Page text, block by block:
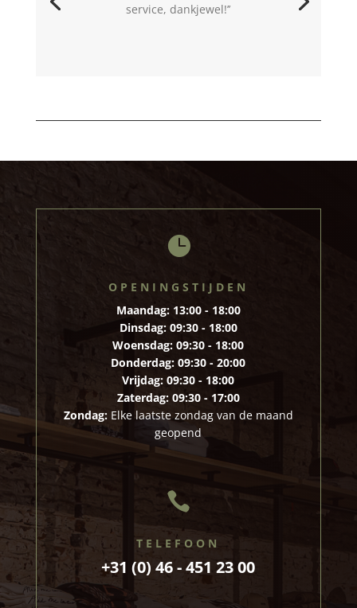
Service als van ouds❤️’’

OPENINGSTIJDEN
Maandag: 13:00 - 18:00
Dinsdag: 09:30 - 18:00
Woensdag:09:30 - 18:00
Donderdag:09:30 - 20:00
Vrijdag:09:30 - 18:00
Zaterdag: 09:30 - 17:00
Zondag: Elke laatste zondag van de maand
geopend

TELEFOON
+31 (0) 46 - 451 23 00